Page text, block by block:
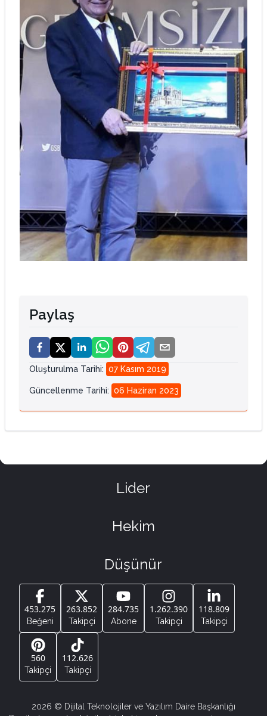
Paylaş
Oluşturulma Tarihi: 07 Kasım 2019
Güncellenme Tarihi: 06 Haziran 2023
Lider
Hekim
Düşünür
453.275
Beğeni
263.852
Takipçi
284.735
Abone
1.262.390
Takipçi
118.809
Takipçi
560
Takipçi
112.626
Takipçi
2026 © Dijital Teknolojiler ve Yazılım Daire Başkanlığı